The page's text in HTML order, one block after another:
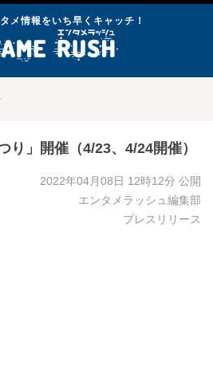
メ情報をいち早くキャッチ！
り」開催（4/23、4/24開催）
2022年04月08日 12時12分 公開
エンタメラッシュ編集部
プレスリリース